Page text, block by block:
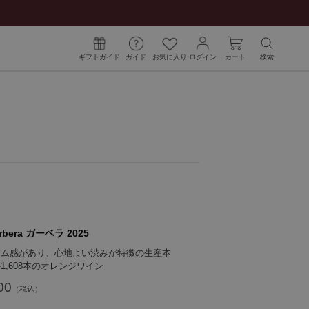
ギフトガイド ガイド お気に入り ログイン カート 検索
ガーベラ 2025
感があり、心地よい渋みが特徴の生産本
本のオレンジワイン